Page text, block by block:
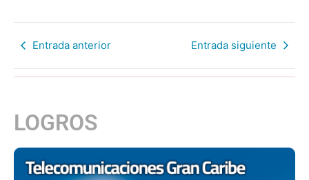
Entrada anterior Entrada siguiente
LOGROS